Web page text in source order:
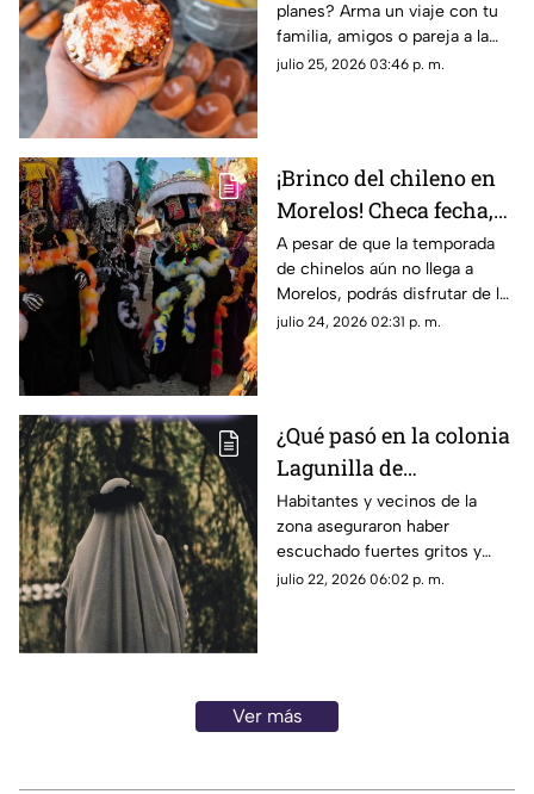
del Elote y del Maíz
cerca de Morelos
planes? Arma un viaje con tu
familia, amigos o pareja a la
Feria del Elote y del Maíz 2026,
julio 25, 2026 03:46 p. m.
¡Brinco del chileno en
Morelos! Checa fecha,
horarios y el recorrido
completo
A pesar de que la temporada
de chinelos aún no llega a
Morelos, podrás disfrutar de la
tradicional danza en este
julio 24, 2026 02:31 p. m.
¿Qué pasó en la colonia
Lagunilla de
Cuernavaca durante la
madrugada? Vecinos
reportaron extraños
lamentos
Habitantes y vecinos de la
zona aseguraron haber
escuchado fuertes gritos y
hasta un lamento durante la
julio 22, 2026 06:02 p. m.
Ver más